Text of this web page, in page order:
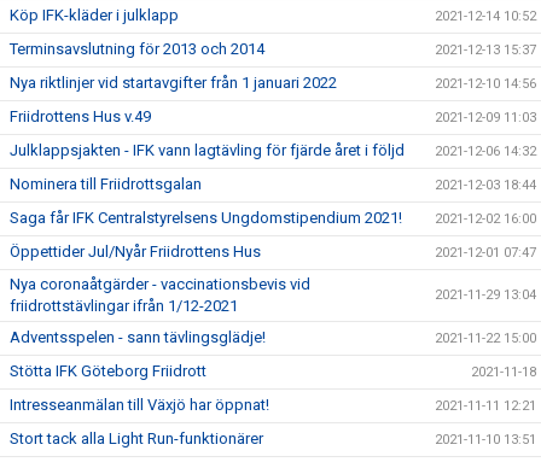
Köp IFK-kläder i julklapp 2021-12-14 10:52
Terminsavslutning för 2013 och 2014 2021-12-13 15:37
Nya riktlinjer vid startavgifter från 1 januari 2022 2021-12-10 14:56
Friidrottens Hus v.49 2021-12-09 11:03
Julklappsjakten - IFK vann lagtävling för fjärde året i följd 2021-12-06 14:32
Nominera till Friidrottsgalan 2021-12-03 18:44
Saga får IFK Centralstyrelsens Ungdomstipendium 2021! 2021-12-02 16:00
Öppettider Jul/Nyår Friidrottens Hus 2021-12-01 07:47
Nya coronaåtgärder - vaccinationsbevis vid
friidrottstävlingar ifrån 1/12-2021
2021-11-29 13:04
Adventsspelen - sann tävlingsglädje! 2021-11-22 15:00
Stötta IFK Göteborg Friidrott 2021-11-18
Intresseanmälan till Växjö har öppnat! 2021-11-11 12:21
Stort tack alla Light Run-funktionärer 2021-11-10 13:51